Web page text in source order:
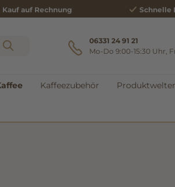
Kauf auf Rechnung Schnelle
06331 24 91 21
Mo-Do 9:00-15:30 Uhr,
Kaffeezubehör